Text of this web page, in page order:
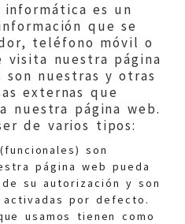
es un
que se
teléfono móvil o
visita nuestra página
son nuestras y otras
externas que
nuestra página web.
de varios tipos:
son
página web pueda
su autorización y son
por defecto.
usamos tienen como